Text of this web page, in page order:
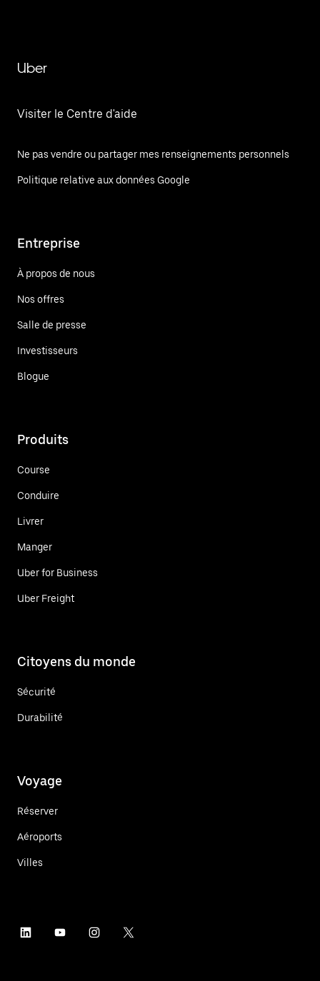
Uber
Visiter le Centre d'aide
Ne pas vendre ou partager mes renseignements personnels
Politique relative aux données Google
Entreprise
À propos de nous
Nos offres
Salle de presse
Investisseurs
Blogue
Produits
Course
Conduire
Livrer
Manger
Uber for Business
Uber Freight
Citoyens du monde
Sécurité
Durabilité
Voyage
Réserver
Aéroports
Villes